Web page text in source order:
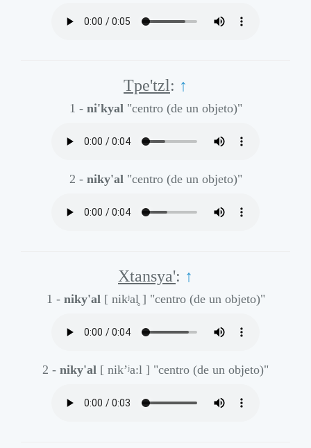
Tpe'tzl: ↑
1 - ni'kyal "centro (de un objeto)"
2 - niky'al "centro (de un objeto)"
Xtansya': ↑
1 - niky'al [ nikʲal̥ ] "centro (de un objeto)"
2 - niky'al [ nik’ʲa:l ] "centro (de un objeto)"